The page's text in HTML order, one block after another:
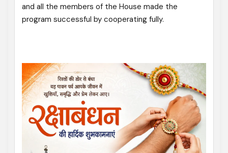
and all the members of the House made the
program successful by cooperating fully.